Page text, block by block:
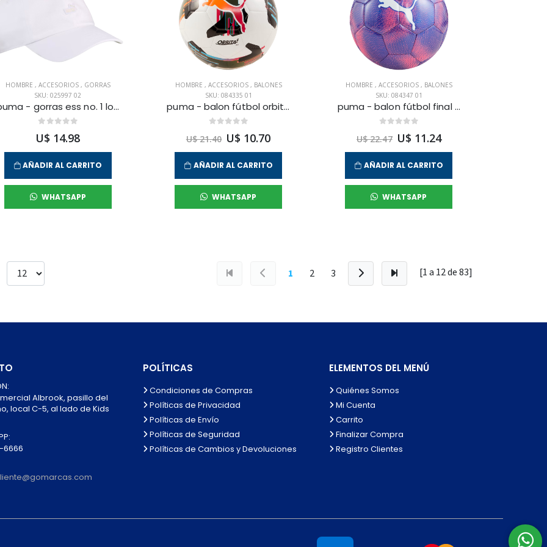
HOMBRE , ACCESORIOS , GORRAS
SKU: 025997 02
puma - gorras ess no. 1 logo para hombre
U$ 14.98
AÑADIR AL CARRITO
WHATSAPP
HOMBRE , ACCESORIOS , BALONES
SKU: 084335 01
puma - balon fútbol orbita 6 ms unisex
U$ 21.40 U$ 10.70
AÑADIR AL CARRITO
WHATSAPP
HOMBRE , ACCESORIOS , BALONES
SKU: 084347 01
puma - balon fútbol final graphic para hombre
U$ 22.47 U$ 11.24
AÑADIR AL CARRITO
WHATSAPP
1 2 3 [1 a 12de83]
Albrook, pasillo del
local C-5, al lado de Kids
6666
POLÍTICAS
Condiciones de Compras
Políticas de Privacidad
Políticas de Envío
Políticas de Seguridad
Políticas de Cambios y Devoluciones
ELEMENTOS DEL MENÚ
Quiénes Somos
Mi Cuenta
Carrito
Finalizar Compra
Registro Clientes